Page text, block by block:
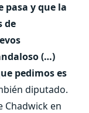
pasa y que la
de
(…)
pedimos es
diputado.
Chadwick en